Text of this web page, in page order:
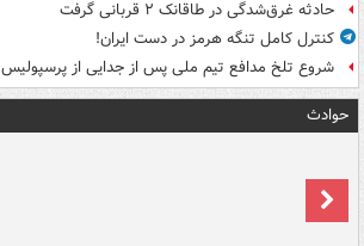
حادثه غرق‌شدگی در طاقانک ۲ قربانی گرفت
کنترل کامل تنگه هرمز در دست ایران!
شروع تلخ مدافع تیم ملی پس از جدایی از پرسپولیس
حوادث